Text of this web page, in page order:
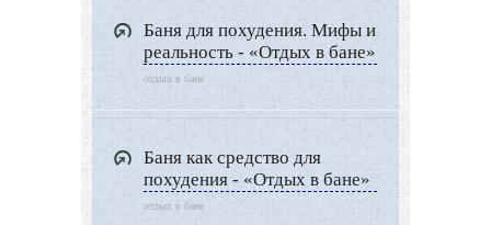
Баня для похудения. Мифы и
реальность - «Отдых в бане»
отдых в бане
Баня как средство для
похудения - «Отдых в бане»
отдых в бане